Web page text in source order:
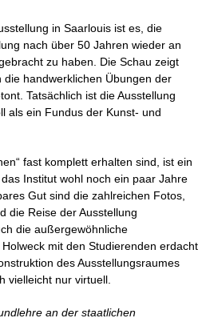
in Saarlouis ist es, die
nach über 50 Jahren wieder an
zu haben. Die Schau zeigt
handwerklichen Übungen der
Tatsächlich ist die Ausstellung
als ein Fundus der Kunst- und
fast komplett erhalten sind, ist ein
Institut wohl noch ein paar Jahre
Gut sind die zahlreichen Fotos,
die Reise der Ausstellung
die außergewöhnliche
mit den Studierenden erdacht
des Ausstellungsraumes
vielleicht nur virtuell.
an der staatlichen